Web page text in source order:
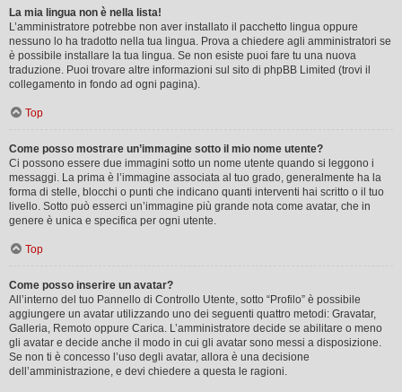
La mia lingua non è nella lista!
L’amministratore potrebbe non aver installato il pacchetto lingua oppure
nessuno lo ha tradotto nella tua lingua. Prova a chiedere agli amministratori se
è possibile installare la tua lingua. Se non esiste puoi fare tu una nuova
traduzione. Puoi trovare altre informazioni sul sito di phpBB Limited (trovi il
collegamento in fondo ad ogni pagina).
Top
Come posso mostrare un’immagine sotto il mio nome utente?
Ci possono essere due immagini sotto un nome utente quando si leggono i
messaggi. La prima è l’immagine associata al tuo grado, generalmente ha la
forma di stelle, blocchi o punti che indicano quanti interventi hai scritto o il tuo
livello. Sotto può esserci un’immagine più grande nota come avatar, che in
genere è unica e specifica per ogni utente.
Top
Come posso inserire un avatar?
All’interno del tuo Pannello di Controllo Utente, sotto “Profilo” è possibile
aggiungere un avatar utilizzando uno dei seguenti quattro metodi: Gravatar,
Galleria, Remoto oppure Carica. L’amministratore decide se abilitare o meno
gli avatar e decide anche il modo in cui gli avatar sono messi a disposizione.
Se non ti è concesso l’uso degli avatar, allora è una decisione
dell’amministrazione, e devi chiedere a questa le ragioni.